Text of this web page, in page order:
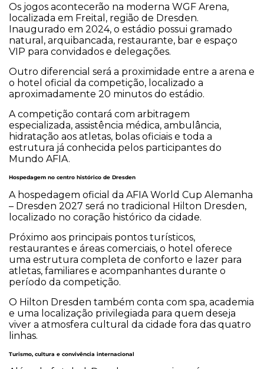
Os jogos acontecerão na moderna WGF Arena,
localizada em Freital, região de Dresden.
Inaugurado em 2024, o estádio possui gramado
natural, arquibancada, restaurante, bar e espaço
VIP para convidados e delegações.
Outro diferencial será a proximidade entre a arena e
o hotel oficial da competição, localizado a
aproximadamente 20 minutos do estádio.
A competição contará com arbitragem
especializada, assistência médica, ambulância,
hidratação aos atletas, bolas oficiais e toda a
estrutura já conhecida pelos participantes do
Mundo AFIA.
Hospedagem no centro histórico de Dresden
A hospedagem oficial da AFIA World Cup Alemanha
– Dresden 2027 será no tradicional Hilton Dresden,
localizado no coração histórico da cidade.
Próximo aos principais pontos turísticos,
restaurantes e áreas comerciais, o hotel oferece
uma estrutura completa de conforto e lazer para
atletas, familiares e acompanhantes durante o
período da competição.
O Hilton Dresden também conta com spa, academia
e uma localização privilegiada para quem deseja
viver a atmosfera cultural da cidade fora das quatro
linhas.
Turismo, cultura e convivência internacional